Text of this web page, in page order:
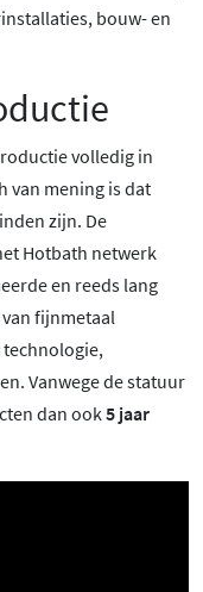
bouw- en
volledig in
van mening is dat
zijn. De
Hotbath netwerk
en reeds lang
fijnmetaal
Vanwege de statuur
dan ook5 jaar